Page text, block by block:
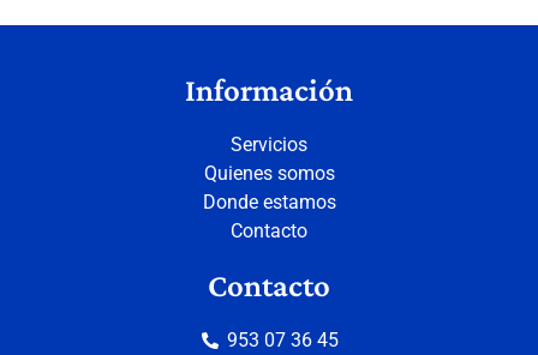
Información
Servicios
Quienes somos
Donde estamos
Contacto
Contacto
953 07 36 45